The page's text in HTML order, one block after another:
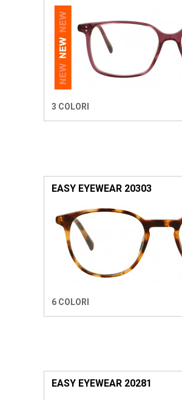
3 COLORI
EASY EYEWEAR 20303
6 COLORI
EASY EYEWEAR 20281